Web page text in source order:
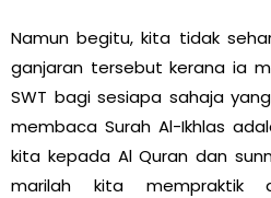
Namun begitu, kita tidak
ganjaran tersebut kerana ia
SWT bagi sesiapa sahaja
membaca Surah Al-Ikhlas
kita kepada Al Quran dan
marilah kita mempraktik